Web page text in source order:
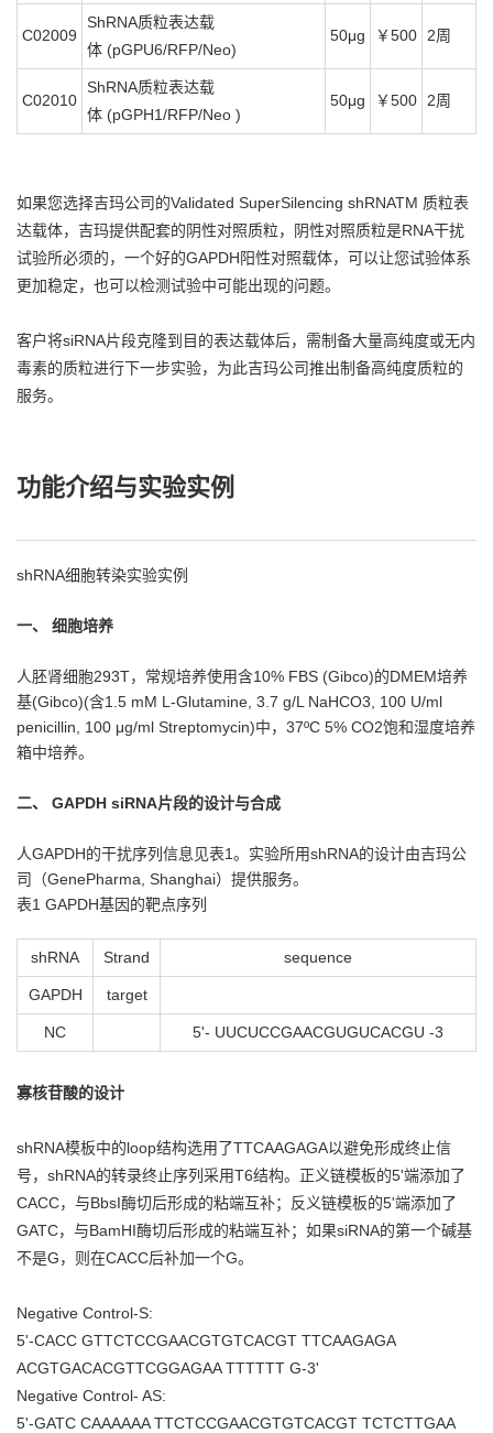
C02009
ShRNA质粒表达载
体 (pGPU6/RFP/Neo)
50μg ￥500 2周
C02010
ShRNA质粒表达载
体 (pGPH1/RFP/Neo )
50μg ￥500 2周
如果您选择吉玛公司的Validated SuperSilencing shRNATM 质粒表
达载体，吉玛提供配套的阴性对照质粒，阴性对照质粒是RNA干扰
试验所必须的，一个好的GAPDH阳性对照载体，可以让您试验体系
更加稳定，也可以检测试验中可能出现的问题。
客户将siRNA片段克隆到目的表达载体后，需制备大量高纯度或无内
毒素的质粒进行下一步实验，为此吉玛公司推出制备高纯度质粒的
服务。
功能介绍与实验实例
shRNA细胞转染实验实例
一、 细胞培养
人胚肾细胞293T，常规培养使用含10% FBS (Gibco)的DMEM培养
基(Gibco)(含1.5 mM L-Glutamine, 3.7 g/L NaHCO3, 100 U/ml
penicillin, 100 μg/ml Streptomycin)中，37ºC 5% CO2饱和湿度培养
箱中培养。
二、 GAPDH siRNA片段的设计与合成
人GAPDH的干扰序列信息见表1。实验所用shRNA的设计由吉玛公
司（GenePharma, Shanghai）提供服务。
表1 GAPDH基因的靶点序列
shRNA Strand sequence
GAPDH target
NC 5'- UUCUCCGAACGUGUCACGU -3
寡核苷酸的设计
shRNA模板中的loop结构选用了TTCAAGAGA以避免形成终止信
号，shRNA的转录终止序列采用T6结构。正义链模板的5'端添加了
CACC，与BbsI酶切后形成的粘端互补；反义链模板的5'端添加了
GATC，与BamHI酶切后形成的粘端互补；如果siRNA的第一个碱基
不是G，则在CACC后补加一个G。
Negative Control-S:
5'-CACC GTTCTCCGAACGTGTCACGT TTCAAGAGA
ACGTGACACGTTCGGAGAA TTTTTT G-3'
Negative Control- AS:
5'-GATC CAAAAAA TTCTCCGAACGTGTCACGT TCTCTTGAA